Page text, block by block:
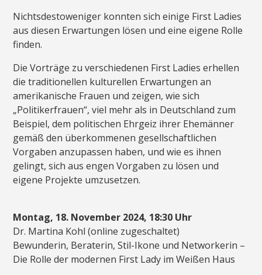
Nichtsdestoweniger konnten sich einige First Ladies
aus diesen Erwartungen lösen und eine eigene Rolle
finden.
Die Vorträge zu verschiedenen First Ladies erhellen
die traditionellen kulturellen Erwartungen an
amerikanische Frauen und zeigen, wie sich
„Politikerfrauen“, viel mehr als in Deutschland zum
Beispiel, dem politischen Ehrgeiz ihrer Ehemänner
gemäß den überkommenen gesellschaftlichen
Vorgaben anzupassen haben, und wie es ihnen
gelingt, sich aus engen Vorgaben zu lösen und
eigene Projekte umzusetzen.
Montag, 18. November 2024, 18:30 Uhr
Dr. Martina Kohl (online zugeschaltet)
Bewunderin, Beraterin, Stil-Ikone und Networkerin –
Die Rolle der modernen First Lady im Weißen Haus